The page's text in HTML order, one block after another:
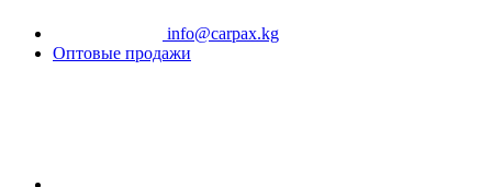
info@carpax.kg
Оптовые продажи